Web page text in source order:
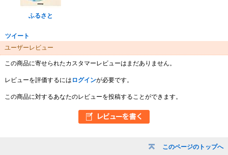
このページのトップへ
ふるさと
ツイート
ユーザーレビュー
この商品に寄せられたカスタマーレビューはまだありません。
レビューを評価するには ログインが必要です。
この商品に対するあなたのレビューを投稿することができます。